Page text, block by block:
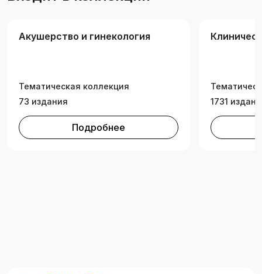
Акушерство и гинекология
Тематическая коллекция
73 издания
Подробнее
1731